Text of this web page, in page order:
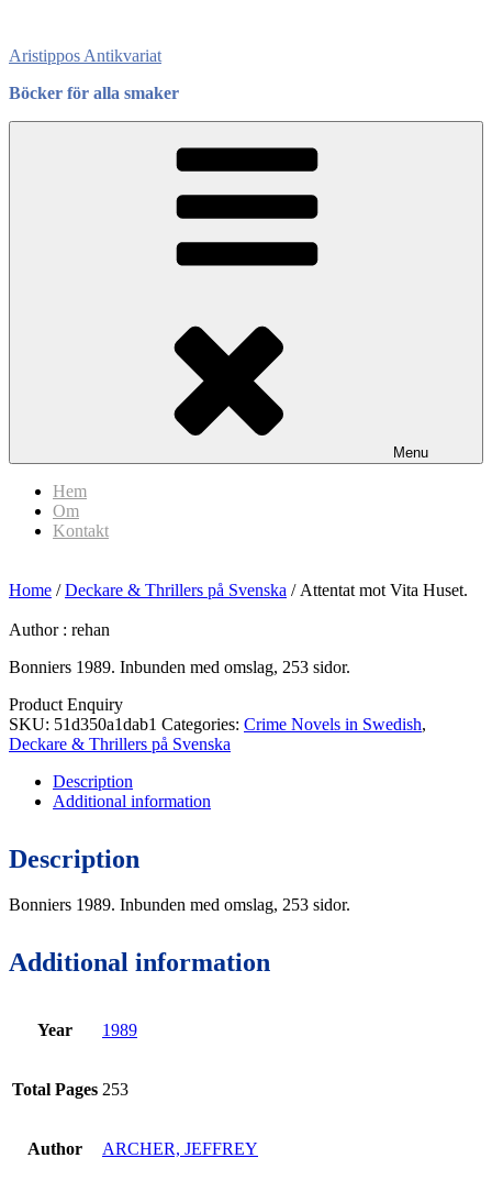
content
Aristippos Antikvariat
Böcker för alla smaker
Menu
Hem
Om
Kontakt
Home /Deckare & Thrillers på Svenska / Attentat mot Vita Huset.
Author : rehan
Bonniers 1989. Inbunden med omslag, 253 sidor.
Product Enquiry
SKU: 51d350a1dab1 Categories: Crime Novels in Swedish,
Deckare & Thrillers på Svenska
Description
Additional information
Description
Bonniers 1989. Inbunden med omslag, 253 sidor.
Additional information
Year 1989
Total Pages 253
Author ARCHER, JEFFREY